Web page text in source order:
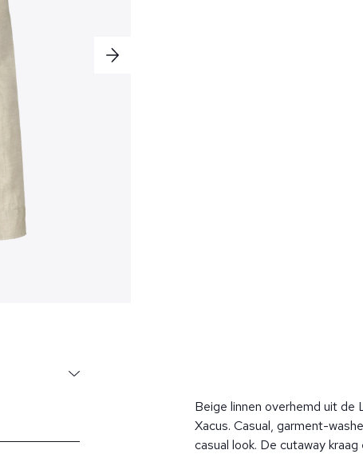
Beige linnen overhemd uit de
Xacus. Casual, garment-
casual look. De cutaway